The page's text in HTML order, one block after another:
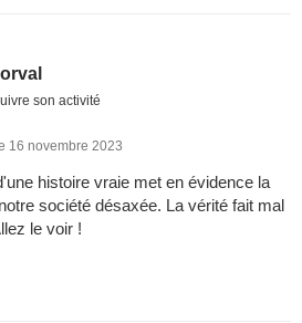
son activité
16 novembre 2023
histoire vraie met en évidence la
société désaxée. La vérité fait mal
le voir !